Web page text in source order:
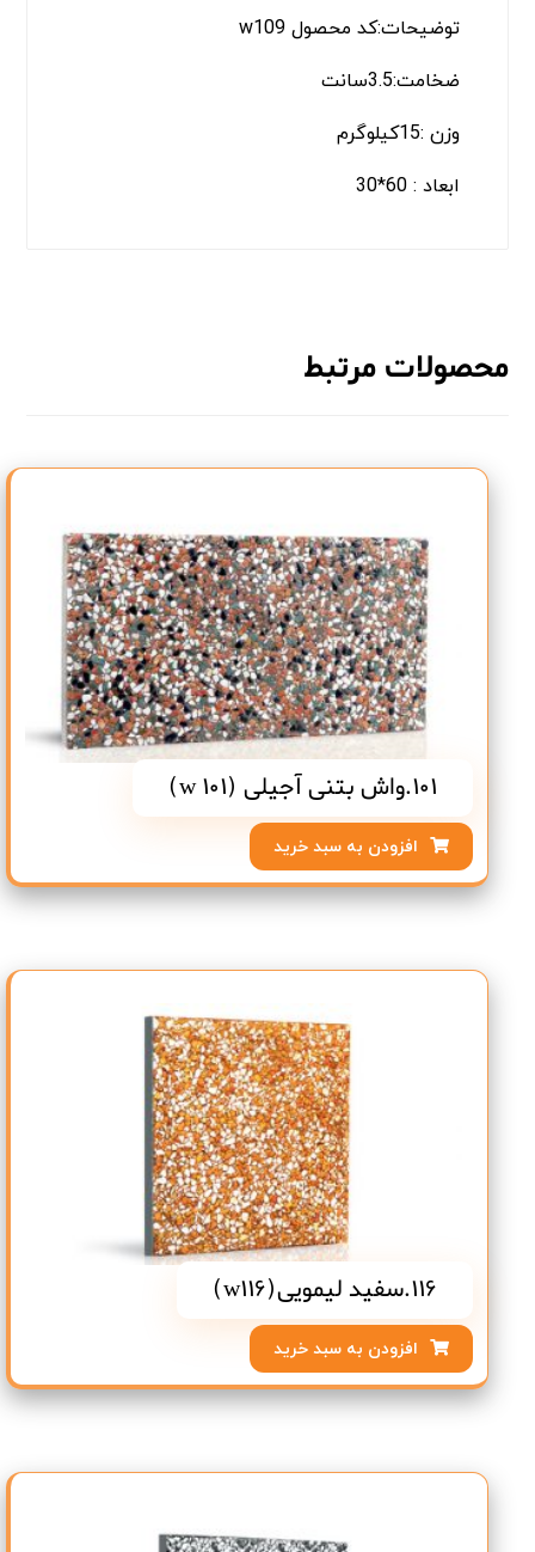
توضیحات:کد محصول w109
ضخامت:3.5سانت
وزن :15کیلوگرم
ابعاد : 60*30
محصولات مرتبط
101.واش بتنی آجیلی (w 101)
افزودن به سبد خرید
116.سفید لیمویی(w116)
افزودن به سبد خرید